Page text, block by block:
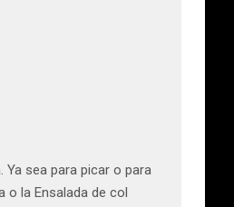
sea para picar o para
la Ensalada de col